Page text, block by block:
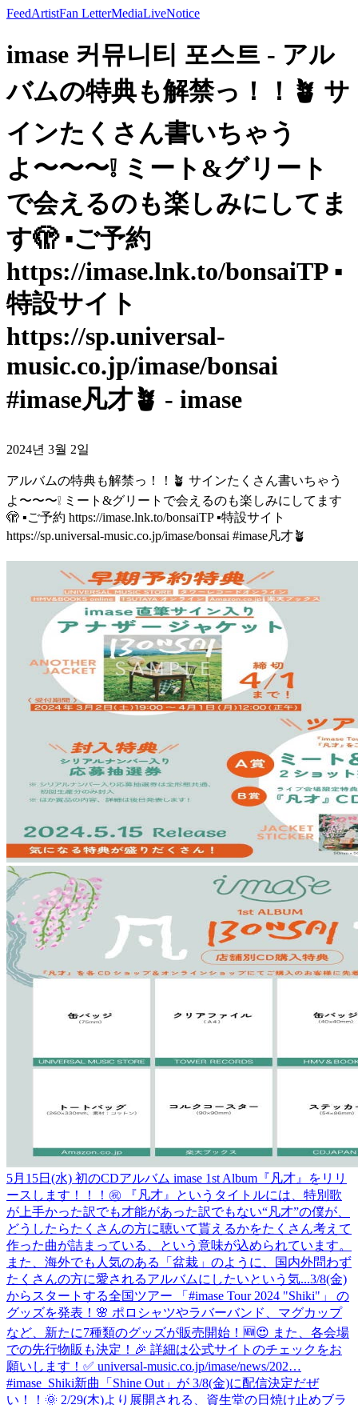
FeedArtistFan LetterMediaLiveNotice
imase 커뮤니티 포스트 - アル
バムの特典も解禁っ！！🪴 サ
インたくさん書いちゃう
よ〜〜〜❕ ミート&グリート
で会えるのも楽しみにしてま
す🫣 ▪️ご予約
https://imase.lnk.to/bonsaiTP ▪️
特設サイト
https://sp.universal-
music.co.jp/imase/bonsai
#imase凡才🪴 - imase
2024년 3월 2일
アルバムの特典も解禁っ！！🪴 サインたくさん書いちゃう
よ〜〜〜❕ ミート&グリートで会えるのも楽しみにしてます
🫣 ▪️ご予約 https://imase.lnk.to/bonsaiTP ▪️特設サイト
https://sp.universal-music.co.jp/imase/bonsai #imase凡才🪴
5月15日(水) 初のCDアルバム imase 1st Album『凡才』をリリ
ースします！！！㊗ 『凡才』というタイトルには、特別歌
が上手かった訳でも才能があった訳でもない“凡才”の僕が、
どうしたらたくさんの方に聴いて貰えるかをたくさん考えて
作った曲が詰まっている、という意味が込められています。
また、海外でも人気のある「盆栽」のように、国内外問わず
たくさんの方に愛されるアルバムにしたいという気...3/8(金)
からスタートする全国ツアー 「#imase Tour 2024 "Shiki"」 の
グッズを発表！🌸 ポロシャツやラバーバンド、マグカップ
など、新たに7種類のグッズが販売開始！🆕😍 また、各会場
での先行物販も決定！🎉 詳細は公式サイトのチェックをお
願いします！✅ universal-music.co.jp/imase/news/202…
#imase_Shiki新曲「Shine Out」が 3/8(金)に配信決定だぜ
い！！🌞 2/29(木)より展開される、資生堂の日焼け止めブラ